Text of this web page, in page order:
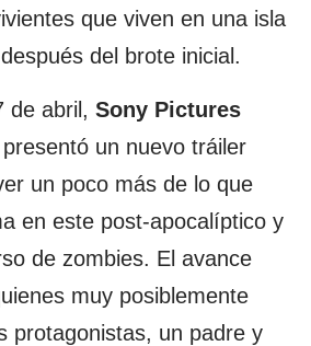
que viven en una isla
del brote inicial.
de abril, Sony Pictures
un nuevo tráiler
un poco más de lo que
en este post-apocalíptico y
de zombies. El avance
muy posiblemente
protagonistas, un padre y